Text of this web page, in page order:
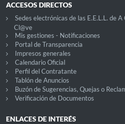
ACCESOS DIRECTOS
Sedes electrónicas de las E.E.L.L. de
Cl@ve
Mis gestiones - Notificaciones
Portal de Transparencia
Impresos generales
Calendario Oficial
Perfil del Contratante
Tablón de Anuncios
Buzón de Sugerencias, Quejas o
Verificación de Documentos
ENLACES DE INTERÉS